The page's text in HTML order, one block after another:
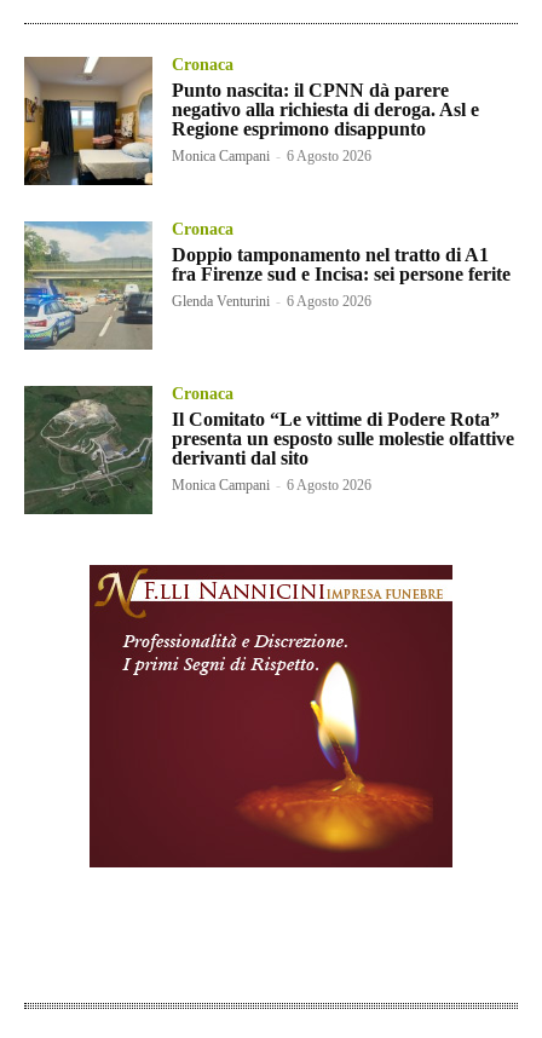
Cronaca
Punto nascita: il CPNN dà parere
negativo alla richiesta di deroga. Asl e
Regione esprimono disappunto
Monica Campani - 6 Agosto 2026
Cronaca
Doppio tamponamento nel tratto di A1
fra Firenze sud e Incisa: sei persone ferite
Glenda Venturini - 6 Agosto 2026
Cronaca
Il Comitato “Le vittime di Podere Rota”
presenta un esposto sulle molestie olfattive
derivanti dal sito
Monica Campani - 6 Agosto 2026